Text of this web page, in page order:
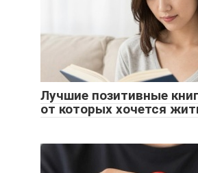
Лучшие позитивные
от которых хочется